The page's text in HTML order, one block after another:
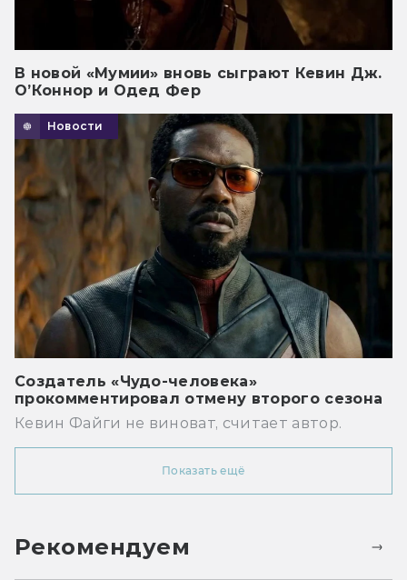
В новой «Мумии» вновь сыграют Кевин Дж.
О’Коннор и Одед Фер
Новости
Создатель «Чудо-человека»
прокомментировал отмену второго сезона
Кевин Файги не виноват, считает автор.
Показать ещё
Рекомендуем